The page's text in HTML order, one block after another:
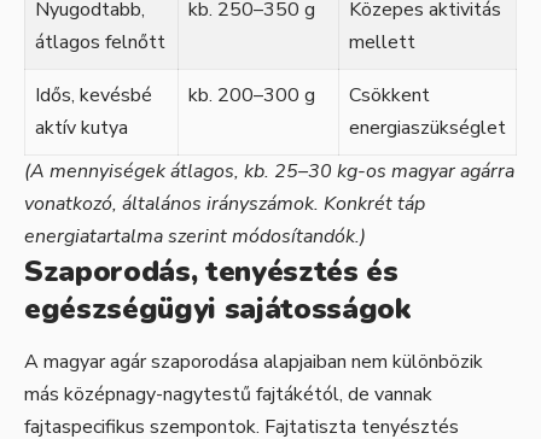
Nyugodtabb,
átlagos felnőtt
kb. 250–350 g
Közepes aktivitás
mellett
Idős, kevésbé
aktív kutya
kb. 200–300 g
Csökkent
energiaszükséglet
(A mennyiségek átlagos, kb. 25–30 kg-os magyar agárra
vonatkozó, általános irányszámok. Konkrét táp
energiatartalma szerint módosítandók.)
Szaporodás, tenyésztés és
egészségügyi sajátosságok
A magyar agár szaporodása alapjaiban nem különbözik
más középnagy-nagytestű fajtákétól, de vannak
fajtaspecifikus szempontok. Fajtatiszta tenyésztés